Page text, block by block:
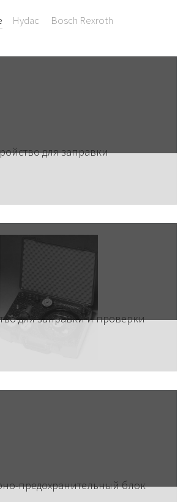
Hydac Bosch Rexroth
для заправки
для заправки и проверки
предохранительный блок